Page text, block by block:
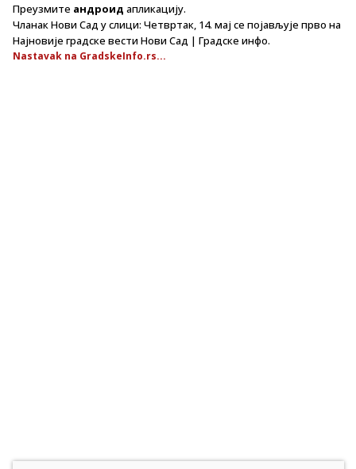
Преузмите андроид апликацију.
Чланак Нови Сад у слици: Четвртак, 14. мај се појављује прво на
Најновије градске вести Нови Сад | Градске инфо.
Nastavak na GradskeInfo.rs...